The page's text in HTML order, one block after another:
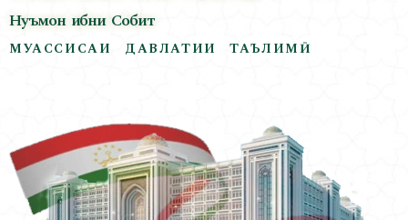
Нуъмон ибни Собит
МУАССИСАИ ДАВЛАТИИ ТАЪЛИМӢ